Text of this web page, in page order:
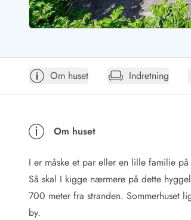
Esmark RejsecurityEsmark KidsVIPEsmark VIP
Sommerhus ABC
Forbrugsafregning (Strøm, vand...)
Lån og lej
Rengøring
Gavekort
Book tidligt
Lejebetingelser
Om huset Indretning
Om huset
I er måske et par eller en lille familie
Så skal I kigge nærmere på dette
700 meter fra stranden. Sommerhuset
by.